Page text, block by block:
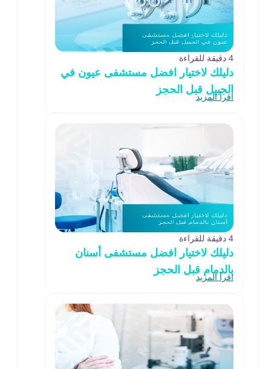
4 دقيقة للقراءة
دليلك لاختيار افضل مستشفى عيون في
الجبيل قبل الحجز
اقرأ المزيد
4 دقيقة للقراءة
دليلك لاختيار افضل مستشفى أسنان
بالدمام قبل الحجز
اقرأ المزيد